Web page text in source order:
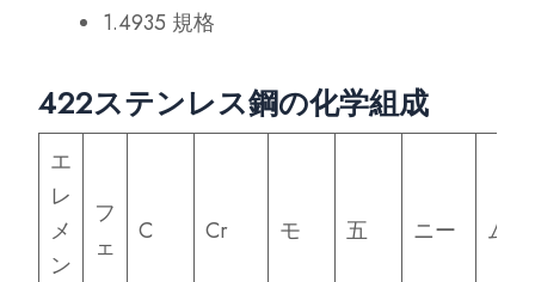
1.4935 規格
422ステンレス鋼の化学組成
エ
レ
メ
ン
フ
ェ
C Cr モ 五 ニー ムン